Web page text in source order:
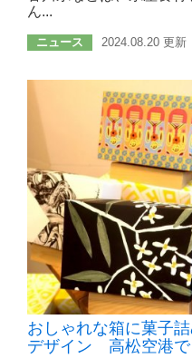
ん...
ニュース 2024.08.20 更新
おしゃれな箱に菓子
デザイン 高松空港で